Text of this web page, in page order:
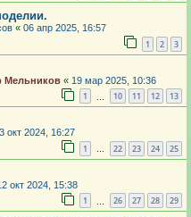
« 06 апр 2025, 16:57
1 2 3
Мельников « 19 мар 2025, 10:36
1 10 11 12 13
окт 2024, 16:27
1 … 22 23 24 25
окт 2024, 15:38
1 26 27 28 29